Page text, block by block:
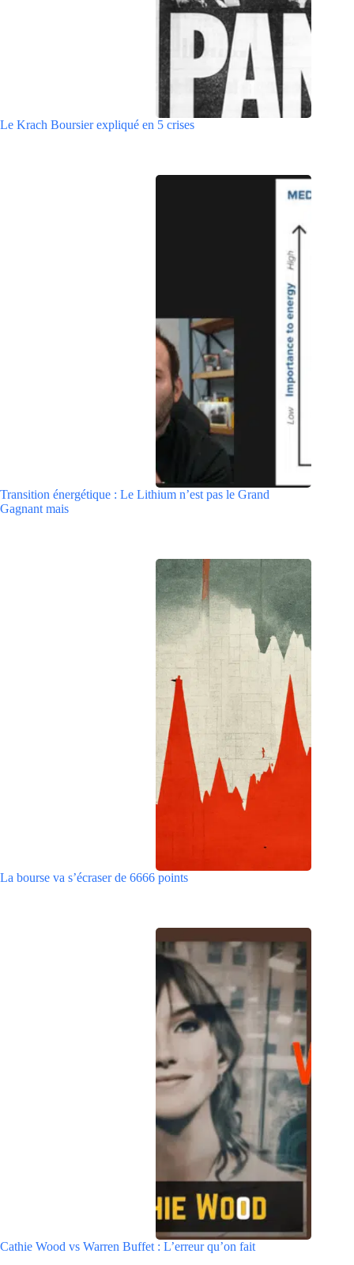
Le Krach Boursier expliqué en 5 crises
Transition énergétique : Le Lithium n’est pas le Grand
Gagnant mais
La bourse va s’écraser de 6666 points
Cathie Wood vs Warren Buffet : L’erreur qu’on fait